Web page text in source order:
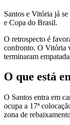
Santos e Vitória já
e Copa do Brasil.
O retrospecto é
confronto. O Vitória
terminaram
O que está
O Santos entra em
ocupa a 17ª
zona de